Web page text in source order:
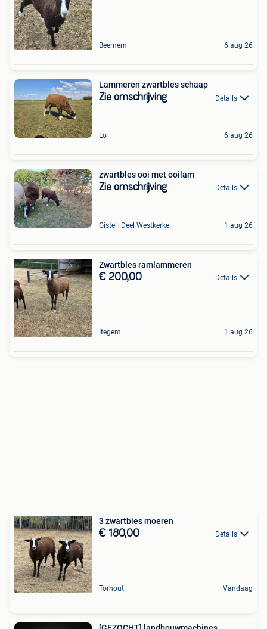
Beernem 6 aug 26
Lammeren zwartbles schaap
Zie omschrijving Details
Lo 6 aug 26
zwartbles ooi met ooilam
Zie omschrijving Details
Gistel+Deel Westkerke 1 aug 26
Zwartbles ramlammeren
€ 200,00 Details
Itegem 1 aug 26
3 zwartbles moeren
€ 180,00 Details
Torhout Vandaag